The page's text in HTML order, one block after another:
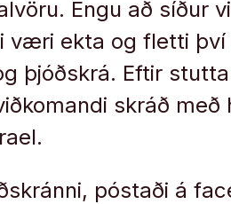
Engu að síður
væri ekta og fletti því
þjóðskrá. Eftir
skráð með
póstaði á